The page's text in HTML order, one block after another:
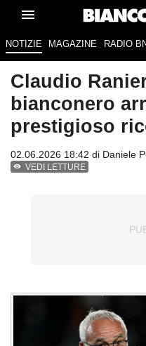
NOTIZIE MAGAZINE RADIO
Claudio
bianconero
prestigioso
02.06.2026 18:42 di Daniele
VEDI LETTURE